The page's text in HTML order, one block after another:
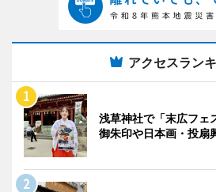
アクセスラン
浅草神社で「末広フ
御朱印や日本画・投扇